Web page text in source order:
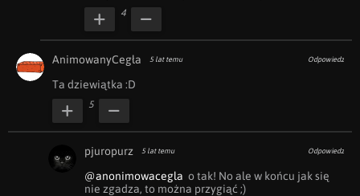
4
AnimowanyCegła 5 lat temu Odpowiedz
Ta dziewiątka :D
5
pjuropurz 5 lat temu Odpowiedz
@anonimowacegla
  o tak! No ale w końcu jak się
nie zgadza, to można przygiąć ;)